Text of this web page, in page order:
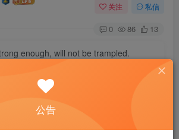
关注 私信
0 86 13
enough, will not be trampled.
软件，小巧，官方又更新了。
公告